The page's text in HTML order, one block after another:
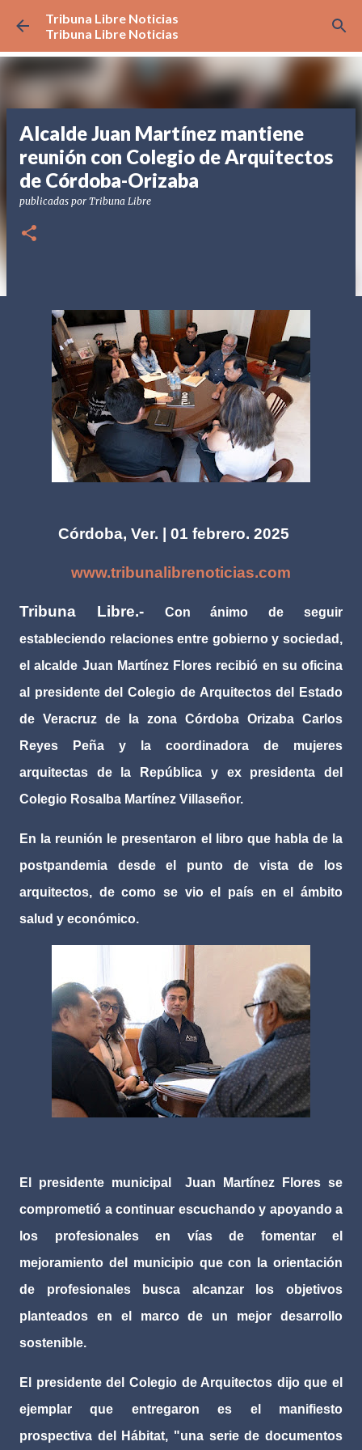
Ir al contenido principal
Tribuna Libre Noticias
Tribuna Libre Noticias
Alcalde Juan Martínez mantiene
reunión con Colegio de Arquitectos
de Córdoba-Orizaba
publicadas por Tribuna Libre
Córdoba, Ver. | 01 febrero. 2025
www.tribunalibrenoticias.com
Tribuna Libre.-
Con ánimo de seguir
estableciendo relaciones entre gobierno y sociedad,
el alcalde Juan Martínez Flores recibió en su oficina
al presidente del Colegio de Arquitectos del Estado
de Veracruz de la zona Córdoba Orizaba Carlos
Reyes Peña y la coordinadora de mujeres
arquitectas de la República y ex presidenta del
Colegio Rosalba Martínez Villaseñor.
En la reunión le presentaron el libro que habla de la
postpandemia desde el punto de vista de los
arquitectos, de como se vio el país en el ámbito
salud y económico.
El presidente municipal
Juan Martínez Flores se
comprometió a continuar escuchando y apoyando a
los profesionales en vías de fomentar el
mejoramiento del municipio que con la orientación
de profesionales busca alcanzar los objetivos
planteados en el marco de un mejor desarrollo
sostenible.
El presidente del Colegio de Arquitectos dijo que el
ejemplar que entregaron es el manifiesto
prospectiva del Hábitat, "una serie de documentos